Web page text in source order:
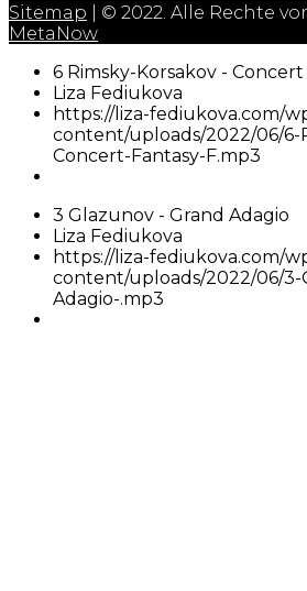
Sitemap | © 2022. Alle Rechte
MetaNow
6 Rimsky-Korsakov -
Liza Fediukova
https://liza-fediukova.com/
content/uploads/2022/06/6-
Concert-Fantasy-F.mp3
3 Glazunov - Grand Adagio
Liza Fediukova
https://liza-fediukova.com/
content/uploads/2022/06/3-
Adagio-.mp3